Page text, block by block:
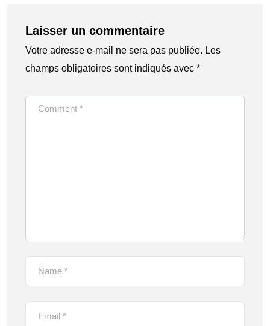
Laisser un commentaire
Votre adresse e-mail ne sera pas publiée. Les
champs obligatoires sont indiqués avec *